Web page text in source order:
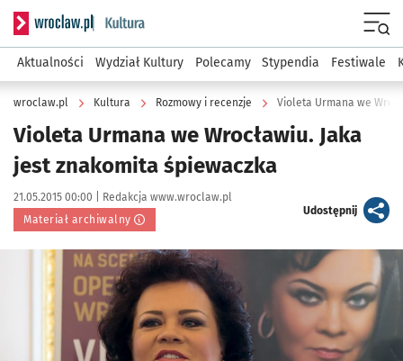
Serwis informacyjny wroclaw.pl podserwis: Kultura
Aktualności Wydział Kultury Polecamy Stypendia Festiwale
wroclaw.pl Kultura Rozmowy i recenzje Violeta Urmana we
Violeta Urmana we Wrocławiu. Jaka
jest znakomita śpiewaczka
Data publikacji:
21.05.2015 00:00 | Autor:
Redakcja www.wroclaw.pl
Materiał archiwalny
Udostępnijartykuł
Kliknij, aby powiększyć